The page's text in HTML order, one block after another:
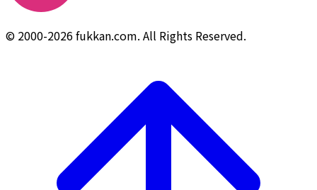
© 2000-2026 fukkan.com. All Rights Reserved.